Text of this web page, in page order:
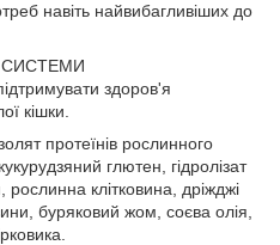
навіть найвибагливіших до
СИСТЕМИ
здоров'я
кішки.
протеїнів рослинного
глютен, гідролізат
рослинна клітковина, дріжджі
буряковий жом, соєва олія,